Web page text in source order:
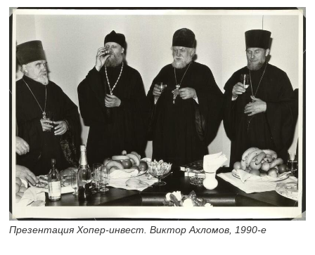
Презентация Хопер-инвест. Виктор Ахломов, 1990-е